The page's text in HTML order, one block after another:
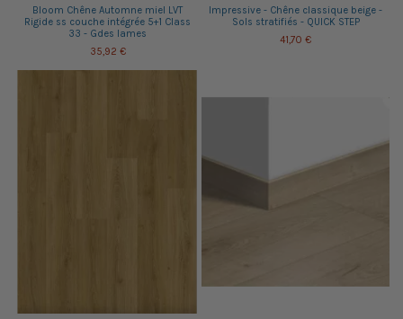
Bloom Chêne Automne miel LVT
Rigide ss couche intégrée 5+1 Class
33 - Gdes lames
35,92 €
Impressive - Chêne classique beige -
Sols stratifiés - QUICK STEP
41,70 €